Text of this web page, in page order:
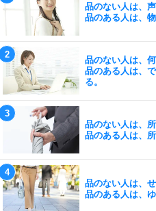
品のない人は、声
品のある人は、物
品のない人は、
品のある人は、
る。
品のない人は、所
品のある人は、所
品のない人は、
品のある人は、